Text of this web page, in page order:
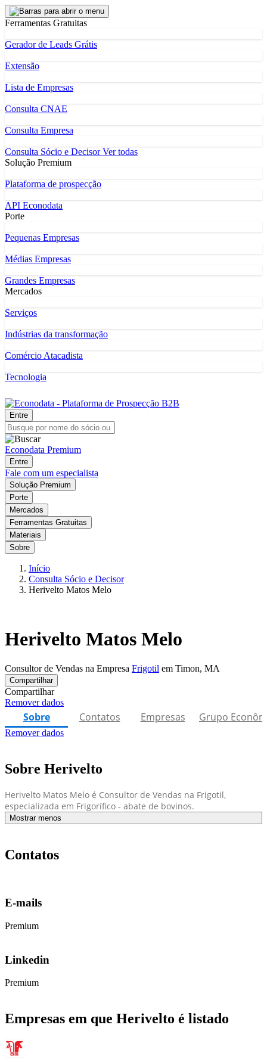
Ferramentas Gratuitas
Gerador de Leads Grátis
Extensão
Lista de Empresas
Consulta CNAE
Consulta Empresa
Consulta Sócio e DecisorVer todas
Solução Premium
Plataforma de prospecção
API Econodata
Porte
Pequenas Empresas
Médias Empresas
Grandes Empresas
Mercados
Serviços
Indústrias da transformação
Comércio Atacadista
Tecnologia
Entre
Econodata Premium
Entre
Fale com um especialista
Solução Premium
Porte
Mercados
Ferramentas Gratuitas
Materiais
Sobre
Início
Consulta Sócio e Decisor
Herivelto Matos Melo
Herivelto Matos Melo
Consultor de Vendas na Empresa Frigotil em Timon, MA
Compartilhar
Compartilhar
Remover dados
Sobre Contatos Empresas Grupo
Remover dados
Sobre Herivelto
Herivelto Matos Melo é Consultor de Vendas na Frigotil,
especializada em Frigorífico - abate de bovinos.
Mostrar menos
Contatos
E-mails
Premium
Linkedin
Premium
Empresas em que Herivelto é listado